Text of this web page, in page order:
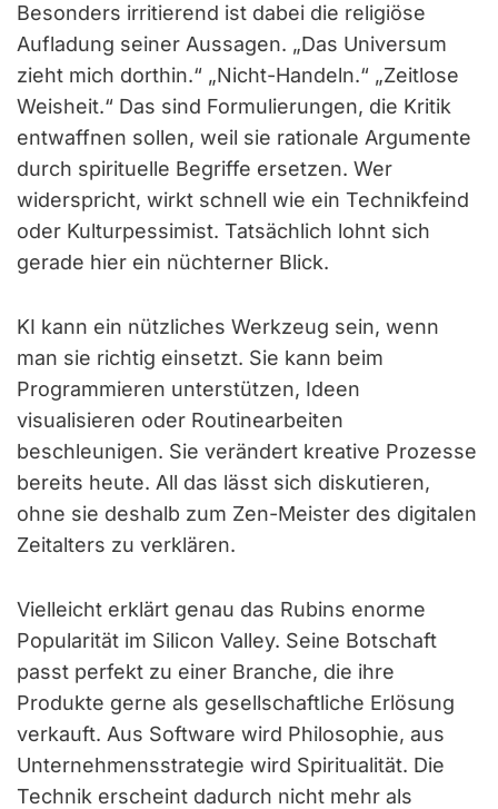
Besonders irritierend ist dabei die religiöse
Aufladung seiner Aussagen. „Das Universum
zieht mich dorthin.“ „Nicht-Handeln.“ „Zeitlose
Weisheit.“ Das sind Formulierungen, die Kritik
entwaffnen sollen, weil sie rationale Argumente
durch spirituelle Begriffe ersetzen. Wer
widerspricht, wirkt schnell wie ein Technikfeind
oder Kulturpessimist. Tatsächlich lohnt sich
gerade hier ein nüchterner Blick.
KI kann ein nützliches Werkzeug sein, wenn
man sie richtig einsetzt. Sie kann beim
Programmieren unterstützen, Ideen
visualisieren oder Routinearbeiten
beschleunigen. Sie verändert kreative Prozesse
bereits heute. All das lässt sich diskutieren,
ohne sie deshalb zum Zen-Meister des digitalen
Zeitalters zu verklären.
Vielleicht erklärt genau das Rubins enorme
Popularität im Silicon Valley. Seine Botschaft
passt perfekt zu einer Branche, die ihre
Produkte gerne als gesellschaftliche Erlösung
verkauft. Aus Software wird Philosophie, aus
Unternehmensstrategie wird Spiritualität. Die
Technik erscheint dadurch nicht mehr als